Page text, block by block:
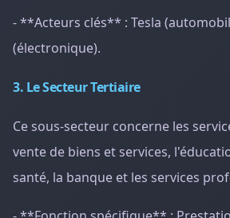
- **Acteurs clés** : Tesla
(électronique).
3. Le Secteur Tertiaire
Ce sous-secteur concerne les
vente de biens et services,
santé, la banque et les services